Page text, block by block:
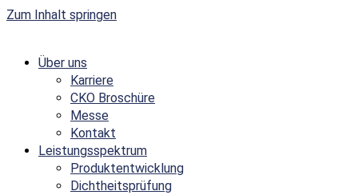
Zum Inhalt springen
Über uns
Karriere
CKO Broschüre
Messe
Kontakt
Leistungsspektrum
Produktentwicklung
Dichtheitsprüfung